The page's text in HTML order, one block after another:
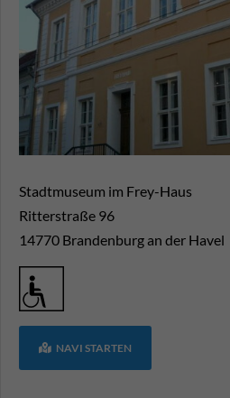
Stadtmuseum im Frey-Haus
Ritterstraße 96
14770 Brandenburg an der Havel
NAVI STARTEN